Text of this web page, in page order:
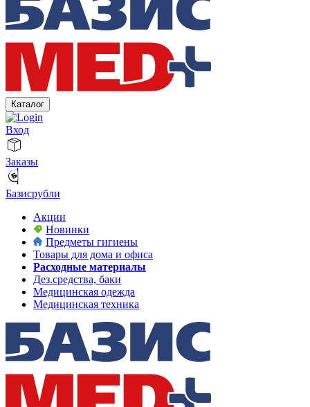
Каталог
Вход
Заказы
Базисрубли
Акции
Новинки
Предметы гигиены
Товары для дома и офиса
Расходные материалы
Дез.средства, баки
Медицинская одежда
Медицинская техника